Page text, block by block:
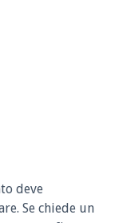
deve
Se chiede un